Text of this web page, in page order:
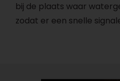
bij de plaats waar
zodat er een snelle